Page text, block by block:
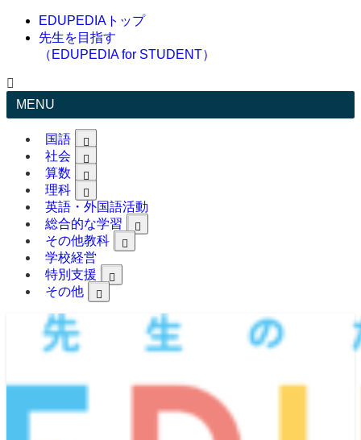
EDUPEDIAトップ
先生を目指す
（EDUPEDIA for STUDENT）
MENU
国語
社会
算数
理科
英語・外国語活動
総合的な学習
その他教科
学校経営
特別支援
その他